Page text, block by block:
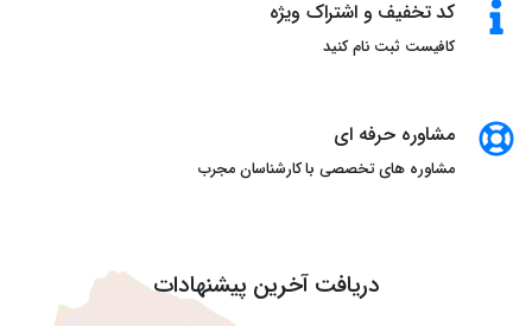
کد تخفیف و اشتراک ویژه
کافیست ثبت نام کنید
مشاوره حرفه ای
مشاوره های تخصصی با کارشناسان مجرب
دریافت آخرین پیشنهادات